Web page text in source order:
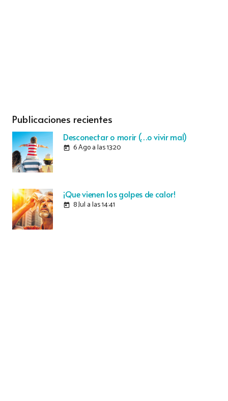
Publicaciones recientes
Desconectar o morir (…o vivir mal)
today 6 Ago a las 13:20
¡Que vienen los golpes de calor!
today 8 Jul a las 14:41